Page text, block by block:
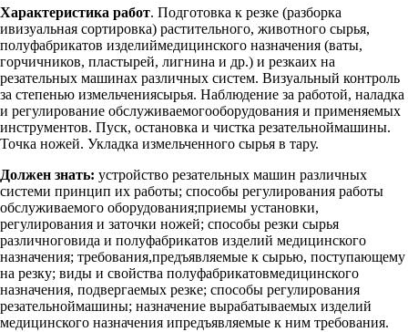
Характеристика работ. Подготовка к резке (разборка
ивизуальная сортировка) растительного, животного сырья,
полуфабрикатов изделиймедицинского назначения (ваты,
горчичников, пластырей, лигнина и др.) и резкаих на
резательных машинах различных систем. Визуальный контроль
за степенью измельчениясырья. Наблюдение за работой, наладка
и регулирование обслуживаемогооборудования и применяемых
инструментов. Пуск, остановка и чистка резательноймашины.
Точка ножей. Укладка измельченного сырья в тару.
Должен знать: устройство резательных машин различных
системи принцип их работы; способы регулирования работы
обслуживаемого оборудования;приемы установки,
регулирования и заточки ножей; способы резки сырья
различноговида и полуфабрикатов изделий медицинского
назначения; требования,предъявляемые к сырью, поступающему
на резку; виды и свойства полуфабрикатовмедицинского
назначения, подвергаемых резке; способы регулирования
резательноймашины; назначение вырабатываемых изделий
медицинского назначения ипредъявляемые к ним требования.